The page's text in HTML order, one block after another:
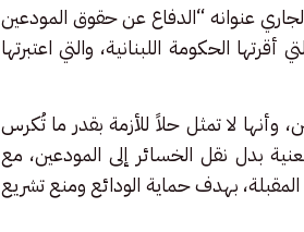
عقدت جمعية “صرخة المودعين” في لبنان اجتماعاً في 10 يناير الجاري عنوانه “الدفاع عن حقوق المودعين
الحكومة اللبنانية، والتي اعتبرتها
وأنها لا تمثل حلاً للأزمة بقدر ما تُكرس
بدل نقل الخسائر إلى المودعين، مع
المقبلة، بهدف حماية الودائع ومنع تشريع